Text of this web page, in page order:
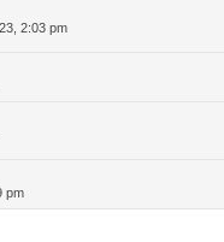
2:03 pm
pm